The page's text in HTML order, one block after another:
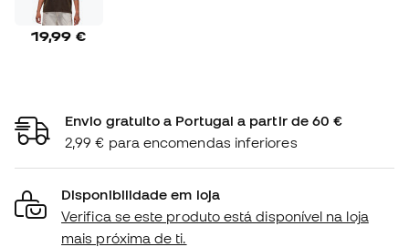
19,99 €
Envio gratuito a Portugal a partir de 60 €
2,99 € para encomendas inferiores
Disponibilidade em loja
Verifica se este produto está disponível na loja
mais próxima de ti.